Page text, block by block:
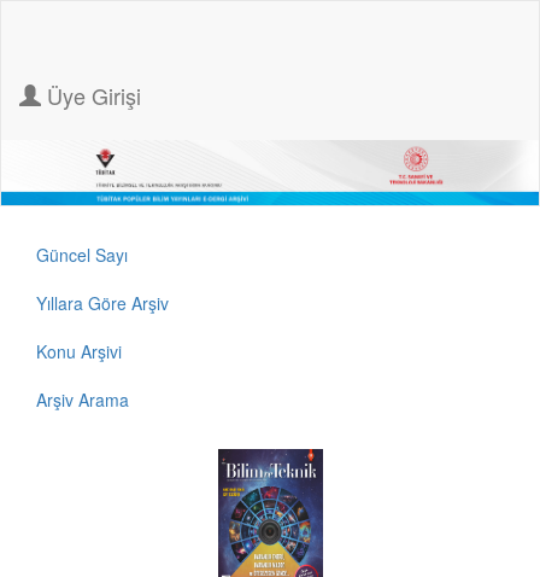
Üye Girişi
Güncel Sayı
Yıllara Göre Arşiv
Konu Arşivi
Arşiv Arama